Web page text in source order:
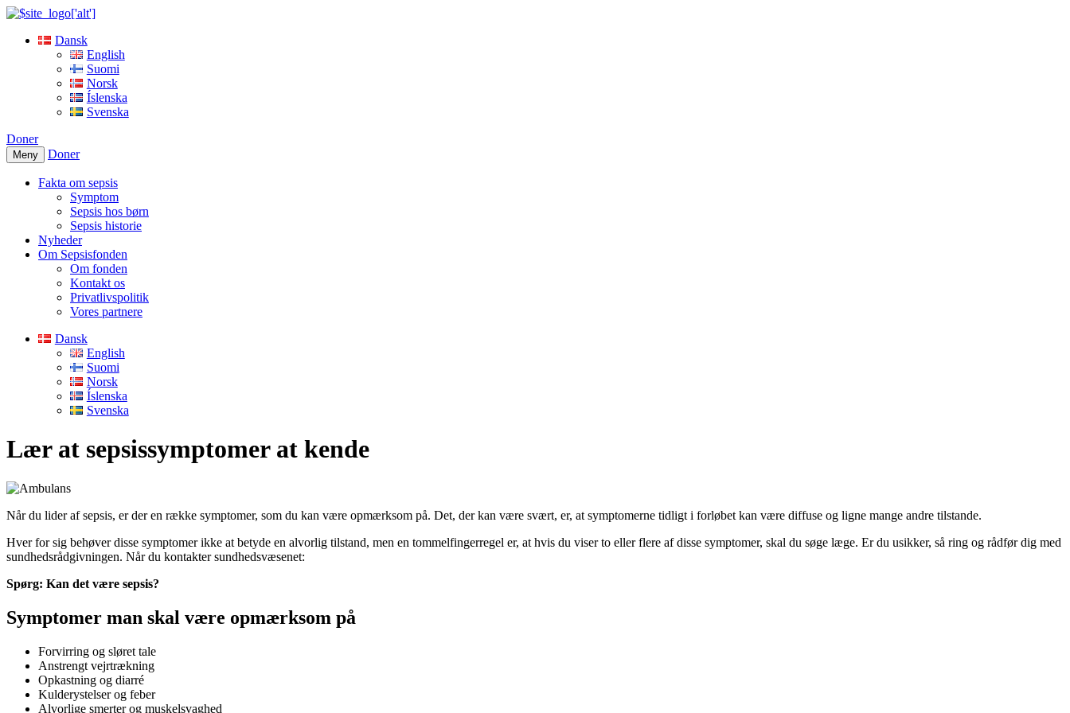
Dansk
English
Suomi
Norsk
Íslenska
Svenska
Doner
Meny Doner
Fakta om sepsis
Symptom
Sepsis hos børn
Sepsis historie
Nyheder
Om Sepsisfonden
Om fonden
Kontakt os
Privatlivspolitik
Vores partnere
Dansk
English
Suomi
Norsk
Íslenska
Svenska
Lær at sepsissymptomer at kende
Når du lider af sepsis, er der en række symptomer, som du kan være opmærksom på. Det, der kan være svært, er, at symptomerne tidligt i forløbet kan være diffuse og ligne mange andre tilstande.
Hver for sig behøver disse symptomer ikke at betyde en alvorlig tilstand, men en tommelfingerregel er, at hvis du viser to eller flere af disse symptomer, skal du søge læge. Er du usikker, så ring og rådfør dig med
sundhedsrådgivningen. Når du kontakter sundhedsvæsenet:
Spørg: Kan det være sepsis?
Symptomer man skal være opmærksom på
Forvirring og sløret tale
Anstrengt vejrtrækning
Opkastning og diarré
Kulderystelser og feber
Alvorlige smerter og muskelsvaghed